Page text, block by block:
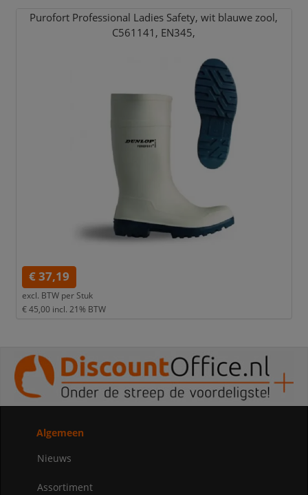
Purofort Professional Ladies Safety, wit blauwe zool,
C561141, EN345,
€ 37,19
excl. BTW per Stuk
€ 45,00 incl. 21% BTW
Algemeen
Nieuws
Assortiment